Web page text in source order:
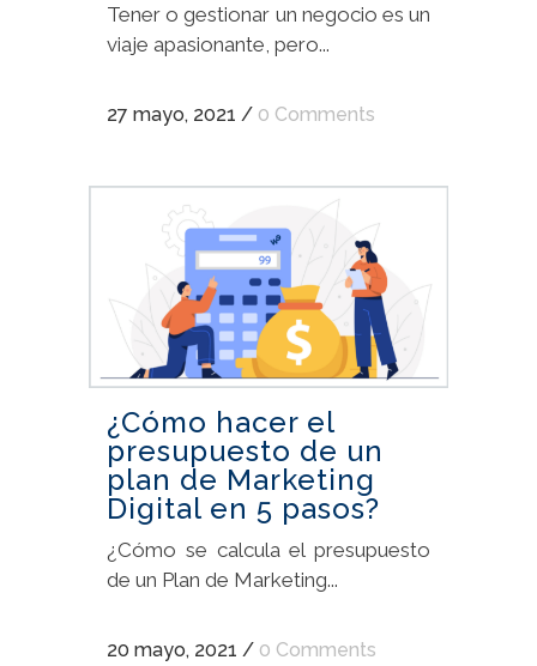
Tener o gestionar un negocio es un
viaje apasionante, pero...
27 mayo, 2021 / 0 Comments
¿Cómo hacer el
presupuesto de un
plan de Marketing
Digital en 5 pasos?
¿Cómo se calcula el presupuesto
de un Plan de Marketing...
20 mayo, 2021 / 0 Comments